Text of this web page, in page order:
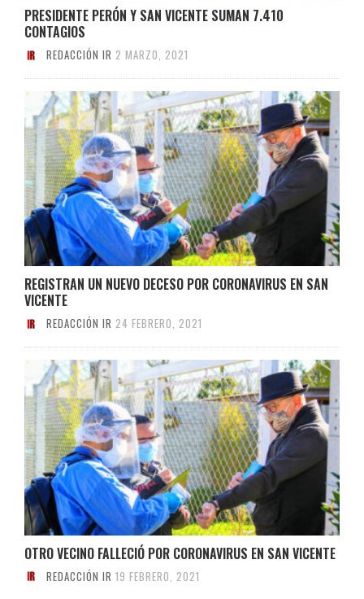
PRESIDENTE PERÓN Y SAN VICENTE SUMAN 7.410
CONTAGIOS
REDACCIÓN IR 2 MARZO, 2021
REGISTRAN UN NUEVO DECESO POR CORONAVIRUS EN SAN
VICENTE
REDACCIÓN IR 24 FEBRERO, 2021
OTRO VECINO FALLECIÓ POR CORONAVIRUS EN SAN VICENTE
REDACCIÓN IR 19 FEBRERO, 2021